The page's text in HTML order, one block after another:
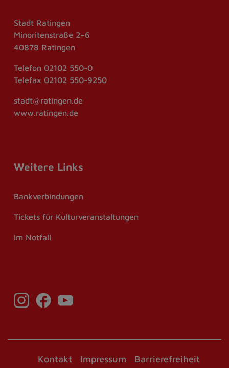
Stadt Ratingen
Minoritenstraße 2–6
40878 Ratingen
Telefon 02102 550-0
Telefax 02102 550-9250
stadt@ratingen.de
www.ratingen.de
Weitere Links
Bankverbindungen
Tickets für Kulturveranstaltungen
Im Notfall
Kontakt Impressum
Barrierefreiheit